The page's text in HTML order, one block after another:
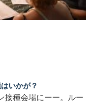
いかが？
接種会場にーー。ルー